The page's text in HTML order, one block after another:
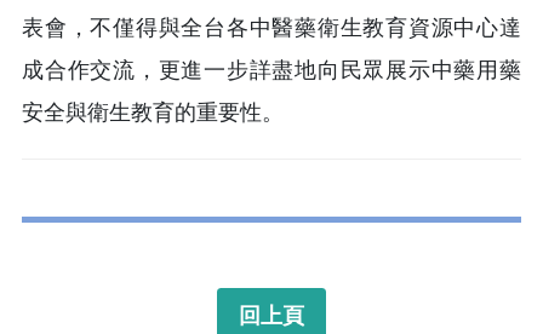
表會，不僅得與全台各中醫藥衛生教育資源中心達
成合作交流，更進一步詳盡地向民眾展示中藥用藥
安全與衛生教育的重要性。
回上頁